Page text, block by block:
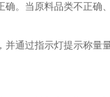
当原料品类不正确
过指示灯提示称量